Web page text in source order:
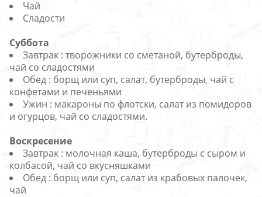
Чай
Сладости
Суббота
Завтрак : творожники со сметаной, бутерброды,
чай со сладостями
Обед : борщ или суп, салат, бутерброды, чай с
конфетами и печеньями
Ужин : макароны по флотски, салат из помидоров
и огурцов, чай со сладостями.
Воскресение
Завтрак : молочная каша, бутерброды с сыром и
колбасой, чай со вкусняшками
Обед : борщ или суп, салат из крабовых палочек,
чай